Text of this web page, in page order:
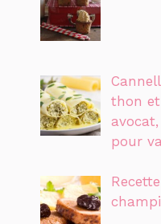
thon
pour